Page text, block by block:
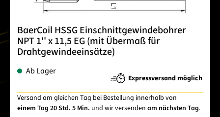
BaerCoil HSSG Einschnittgewindebohrer
NPT 1'' x 11,5 EG (mit Übermaß für
Drahtgewindeeinsätze)
Ab Lager
Expressversand möglich
Versand am gleichen Tag bei Bestellung innerhalb von
einem Tag 20 Std. 5 Min. und wir versenden am nächsten Tag.